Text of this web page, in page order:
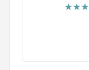
★★★